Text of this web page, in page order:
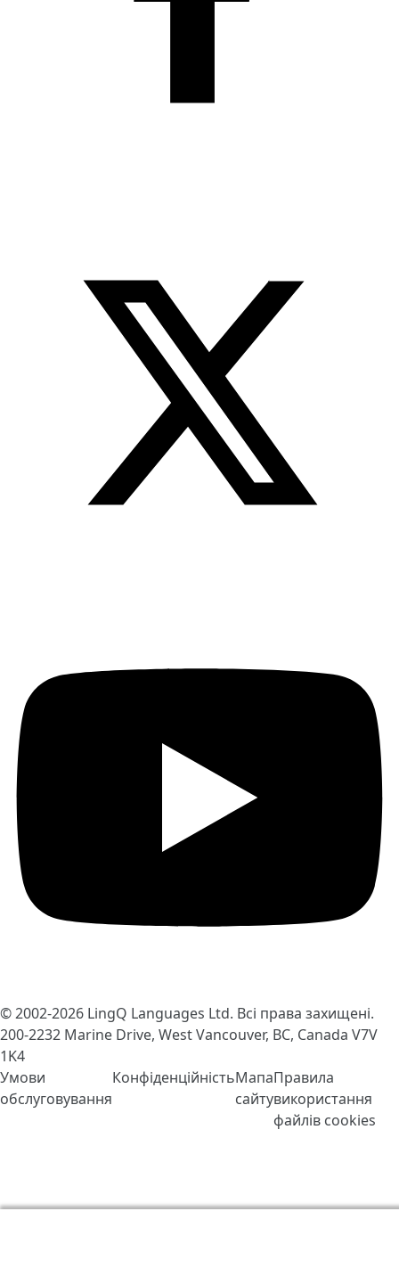
© 2002-2026 LingQ Languages Ltd. Всі права захищені.
200-2232 Marine Drive, West Vancouver, BC, Canada V7V
1K4
Умови
обслуговування
КонфіденційністьМапа
сайту
Правила
використання
файлів cookies